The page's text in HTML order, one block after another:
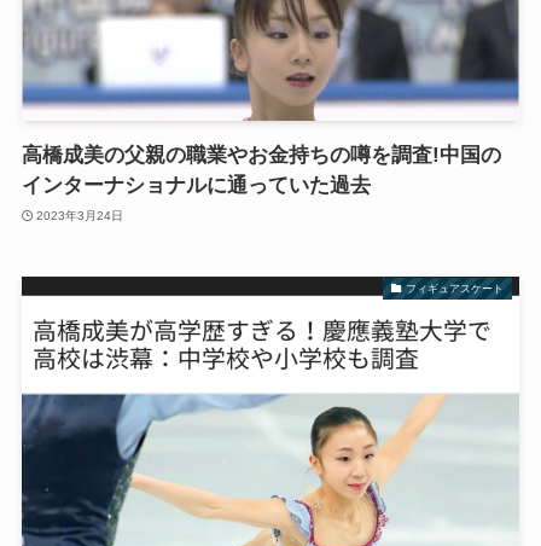
高橋成美の父親の職業やお金持ちの噂を調査!中国の
インターナショナルに通っていた過去
2023年3月24日
フィギュアスケート